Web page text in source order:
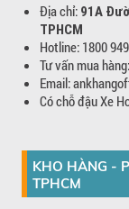
Địa chỉ: 91A
TPHCM
Hotline: 1800
Tư vấn mua
Email:
Có chỗ đậu Xe
KHO HÀNG -
TPHCM